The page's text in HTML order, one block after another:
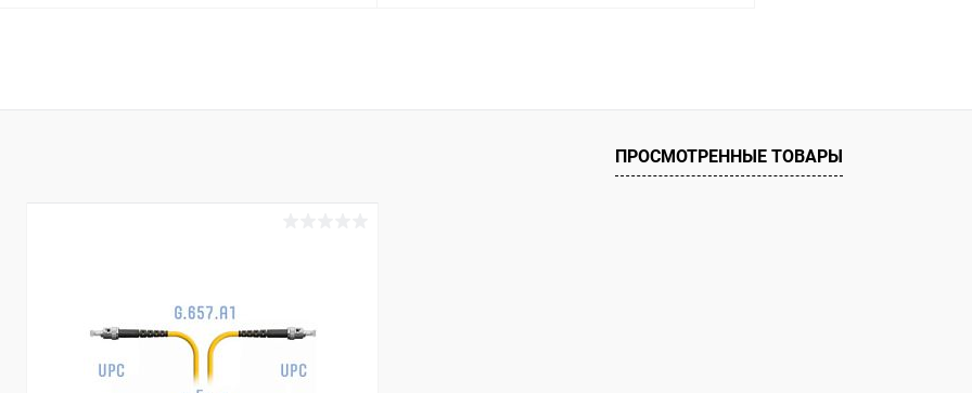
Купить в 1 клик К сравнению Купить в 1 клик К сравнению
В наличии
ПРОСМОТРЕННЫЕ ТОВАРЫ